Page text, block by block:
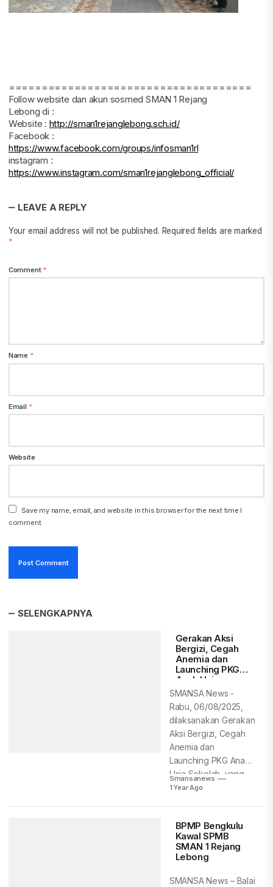
=====================================
Follow website dan akun sosmed SMAN 1 Rejang
Lebong di :
Website : http://sman1rejanglebong.sch.id/
Facebook :
https://www.facebook.com/groups/infosman1rl
instagram :
https://www.instagram.com/sman1rejanglebong_official/
LEAVE A REPLY
Your email address will not be published. Required fields are marked
*
Comment *
Name *
Email *
Website
Save my name, email, and website in this browser for the next time I
comment.
SELENGKAPNYA
Gerakan Aksi
Bergizi, Cegah
Anemia dan
Launching PKG
Anak Usia
Sekolah di SMAN
1 Rejang Lebong
SMANSA News -
Rabu, 06/08/2025,
dilaksanakan Gerakan
Aksi Bergizi, Cegah
Anemia dan
Launching PKG Anak
Usia Sekolah, yang
dilaksanakan oleh...
Smansanews
1 Year Ago
BPMP Bengkulu
Kawal SPMB
SMAN 1 Rejang
Lebong
SMANSA News – Balai